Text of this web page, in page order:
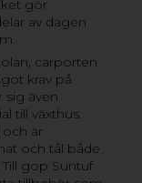
gör
av dagen
carporten
krav på
sig även
till växthus.
är
och tål både
gop Suntuf
väder och vind,
våraprodukter